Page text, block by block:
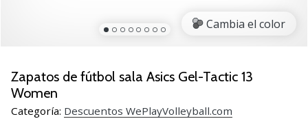
Navidad
para
jugadores
de
Cambia el color
Zapatos de fútbol sala Asics Gel-Tactic 13
Women
Categoría: Descuentos WePlayVolleyball.com